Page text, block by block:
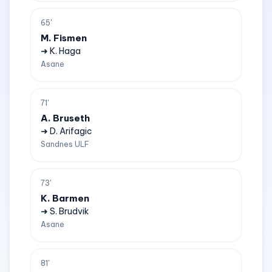
65'
M. Fismen
➜ K. Haga
Asane
71'
A. Bruseth
➜ D. Arifagic
Sandnes ULF
73'
K. Barmen
➜ S. Brudvik
Asane
81'